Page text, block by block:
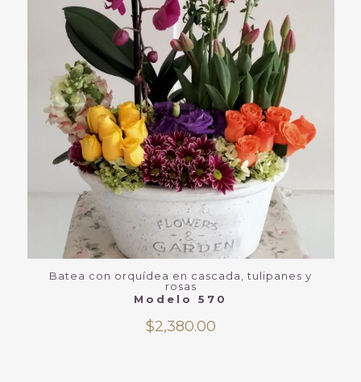
Batea con orquídea en cascada, tulipanes y
rosas
Modelo 570
$2,380.00